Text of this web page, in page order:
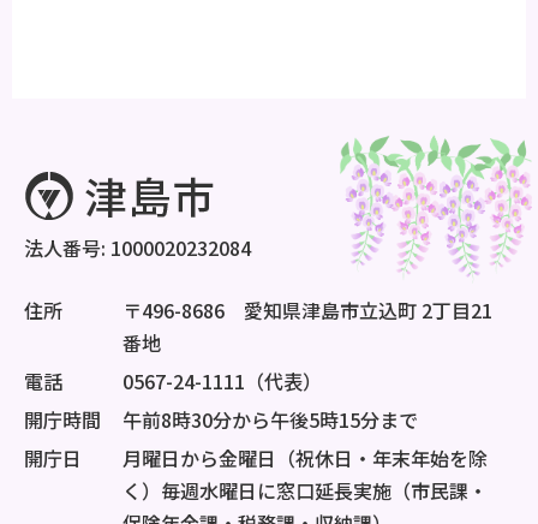
法人番号: 1000020232084
住所
〒496-8686 愛知県津島市立込町 2丁目21
番地
電話
0567-24-1111（代表）
開庁時間
午前8時30分から午後5時15分まで
開庁日
月曜日から金曜日（祝休日・年末年始を除
く）毎週水曜日に窓口延長実施（市民課・